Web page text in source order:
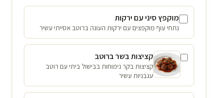
מוקפץ סיני עם ירקות
נתחי עוף מוקפצים עם ירקות העונה ברוטב אסייתי עשיר
קציצות בשר ברוטב
קציצות בקר נימוחות בבישול ביתי עם רוטב
עגבניות עשיר